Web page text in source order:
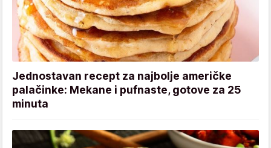
Jednostavan recept za najbolje američke
palačinke: Mekane i pufnaste, gotove za 25
minuta